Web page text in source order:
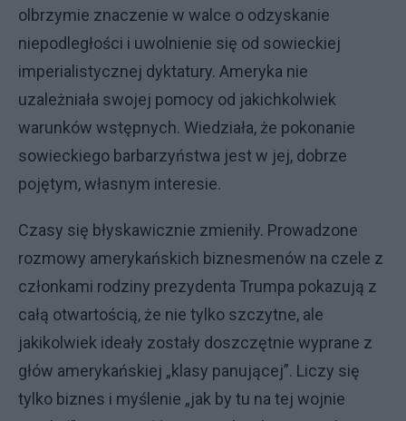
olbrzymie znaczenie w walce o odzyskanie
niepodległości i uwolnienie się od sowieckiej
imperialistycznej dyktatury. Ameryka nie
uzależniała swojej pomocy od jakichkolwiek
warunków wstępnych. Wiedziała, że pokonanie
sowieckiego barbarzyństwa jest w jej, dobrze
pojętym, własnym interesie.
Czasy się błyskawicznie zmieniły. Prowadzone
rozmowy amerykańskich biznesmenów na czele z
członkami rodziny prezydenta Trumpa pokazują z
całą otwartością, że nie tylko szczytne, ale
jakikolwiek ideały zostały doszczętnie wyprane z
głów amerykańskiej „klasy panującej”. Liczy się
tylko biznes i myślenie „jak by tu na tej wojnie